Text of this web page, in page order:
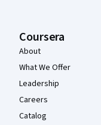
Coursera
About
What We Offer
Leadership
Careers
Catalog